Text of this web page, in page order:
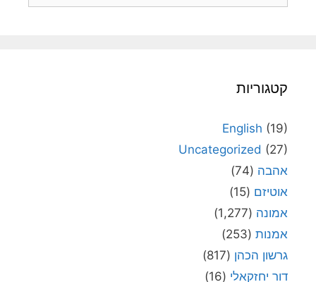
קטגוריות
English (19)
Uncategorized (27)
אהבה (74)
אוטיזם (15)
אמונה (1,277)
אמנות (253)
גרשון הכהן (817)
דור יחזקאלי (16)